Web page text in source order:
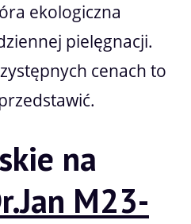
ekologiczna
pielęgnacji.
cenach to
na
M23-